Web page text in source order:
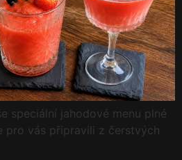
speciální jahodové menu plné
pro vás připravili z čerstvých